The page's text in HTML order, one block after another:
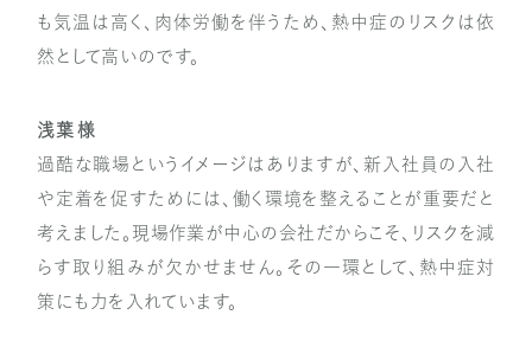
も気温は高く、肉体労働を伴うため、熱中症のリスクは依
然として高いのです。
浅葉 様
過酷な職場というイメージはありますが、新入社員の入社
や定着を促すためには、働く環境を整えることが重要だと
考えました。現場作業が中心の会社だからこそ、リスクを減
らす取り組みが欠かせません。その一環として、熱中症対
策にも力を入れています。